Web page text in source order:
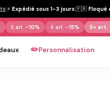
|⚡ Expédié sous 1-3 jours|🇫🇷 Floqué
3 art. -10% 4 art. -15% 5+ art.
✏️Personnalisation